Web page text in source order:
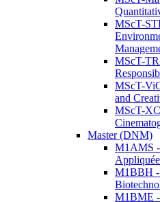
MScT-
MScT-
MScT-
and
MScT-
Master (DNM)
M1AMS
M1BBH
M1BME